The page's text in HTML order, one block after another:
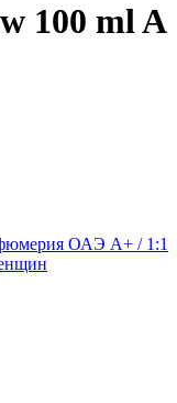
100 ml A
ОАЭ A+ / 1:1